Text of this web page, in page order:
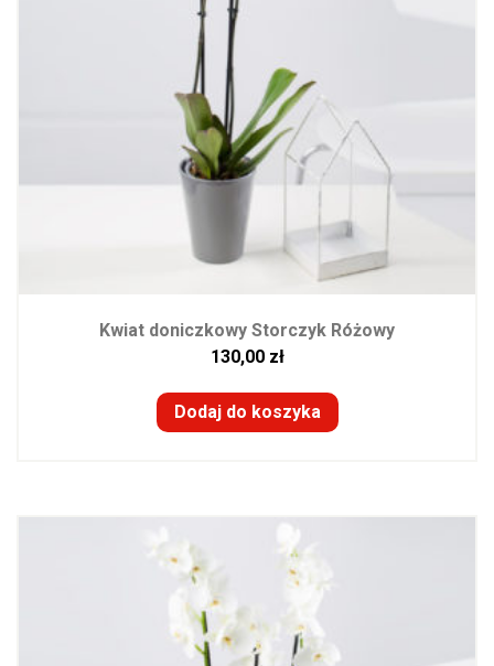
Kwiat doniczkowy Storczyk Różowy
130,00 zł
Dodaj do koszyka